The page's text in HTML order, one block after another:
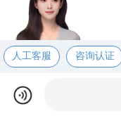
人工客服 咨询认证